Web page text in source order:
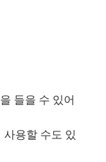
들을 수 있어
용할 수도 있